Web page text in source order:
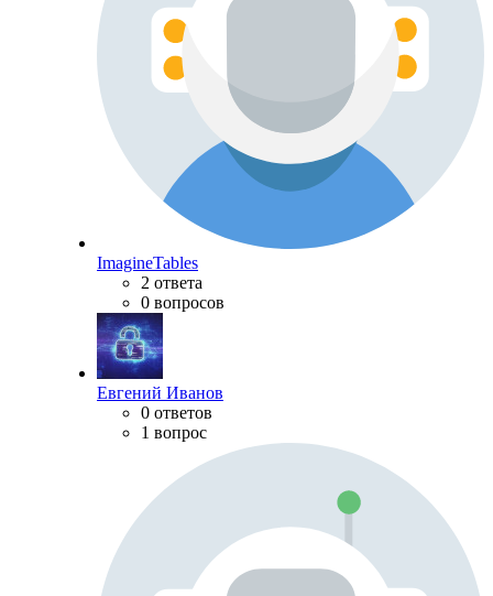
ImagineTables
2 ответа
0 вопросов
Евгений Иванов
0 ответов
1 вопрос